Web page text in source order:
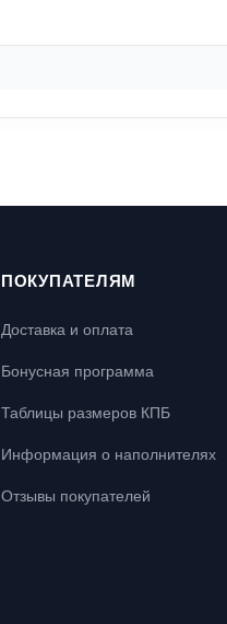
ПОКУПАТЕЛЯМ
Доставка и оплата
Бонусная программа
Таблицы размеров КПБ
Информация о наполнителях
Отзывы покупателей